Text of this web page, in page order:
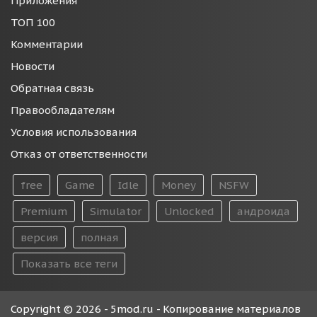
ТОП 100
Комментарии
Новости
Обратная связь
Правообладателям
Условия использования
Отказ от ответственности
free Game Idle Money
NSFW
Premium
Simulator Unlocked
андроида
версия
полная
Показать все теги
Copyright © 2026 - 5mod.ru - Копирование материалов